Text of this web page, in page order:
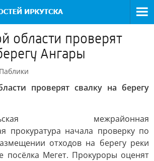
области проверят
Ангары
Паблики
проверят свалку на берегу
межрайонная
прокуратура начала проверку по
отходов на берегу реки
посёлка Мегет. Прокуроры оценят